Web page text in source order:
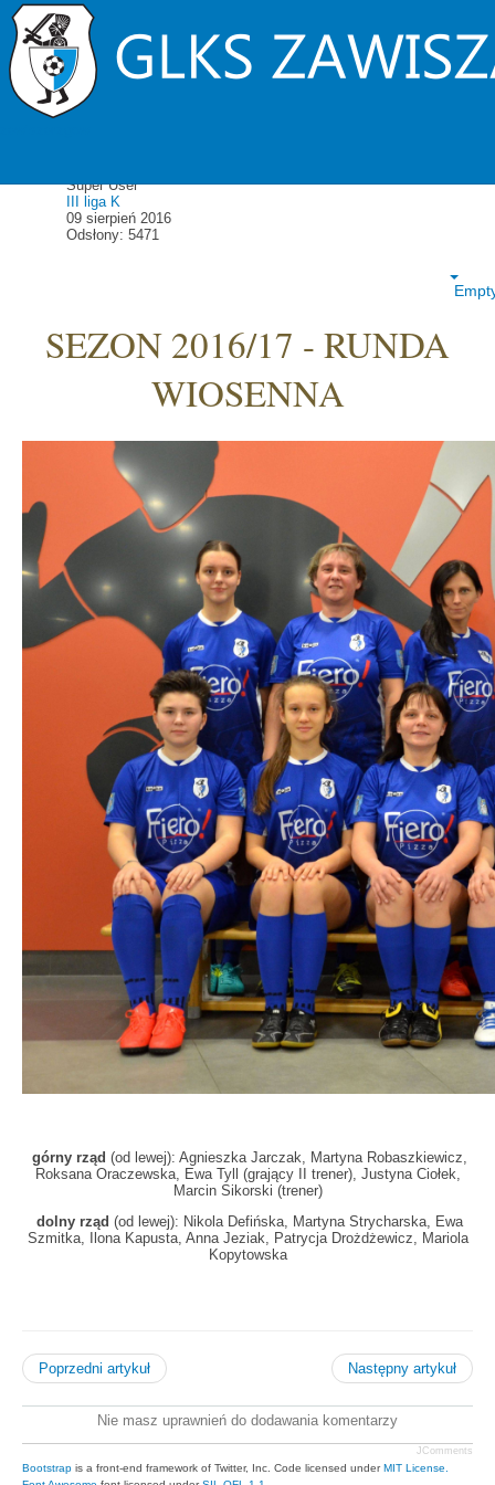
Historia
III liga kobiet - Historia
Super User
III liga K
09 sierpień 2016
Odsłony: 5471
SEZON 2016/17 - RUNDA
WIOSENNA
górny rząd (od lewej): Agnieszka Jarczak, Martyna Robaszkiewicz,
Roksana Oraczewska, Ewa Tyll (grający II trener), Justyna Ciołek,
Marcin Sikorski (trener)
dolny rząd (od lewej): Nikola Defińska, Martyna Strycharska, Ewa
Szmitka, Ilona Kapusta, Anna Jeziak, Patrycja Drożdżewicz, Mariola
Kopytowska
Poprzedni artykuł Następny artykuł
Nie masz uprawnień do dodawania komentarzy
JComments
Bootstrap is a front-end framework of Twitter, Inc. Code licensed underMIT License.